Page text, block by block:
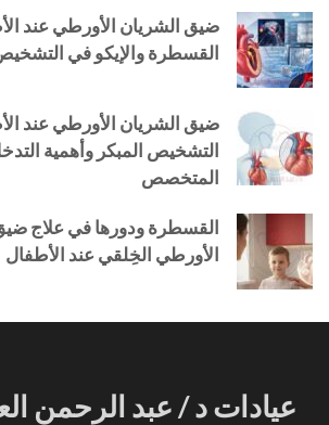
ضيق الشريان الأورطي عند
القسطرة والإيكو في
ضيق الشريان الأورطي عند
التشخيص المبكر وأهمية
المتخصص
القسطرة ودورها في علاج
الأورطي الخِلقي عند الأطفال
عيادات د / عبد الرحمن